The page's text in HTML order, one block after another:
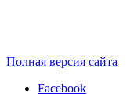
Полная версия сайта
Facebook